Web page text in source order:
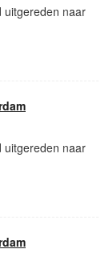
uitgereden naar
uitgereden naar